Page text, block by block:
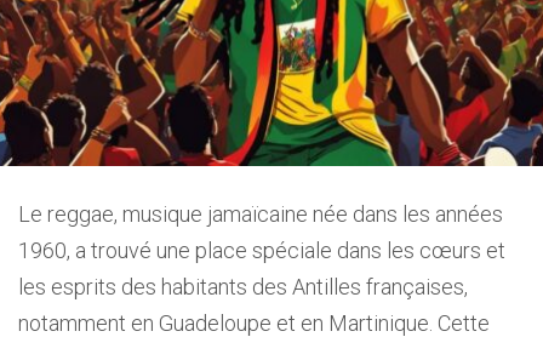
Le reggae, musique jamaïcaine née dans les années
1960, a trouvé une place spéciale dans les cœurs et
les esprits des habitants des Antilles françaises,
notamment en Guadeloupe et en Martinique. Cette